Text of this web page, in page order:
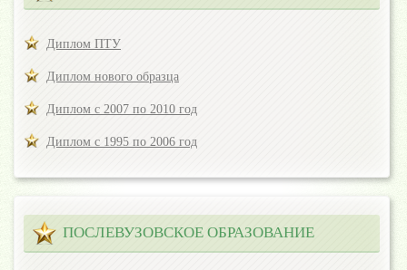
Диплом ПТУ
Диплом нового образца
Диплом с 2007 по 2010 год
Диплом с 1995 по 2006 год
ПОСЛЕВУЗОВСКОЕ ОБРАЗОВАНИЕ